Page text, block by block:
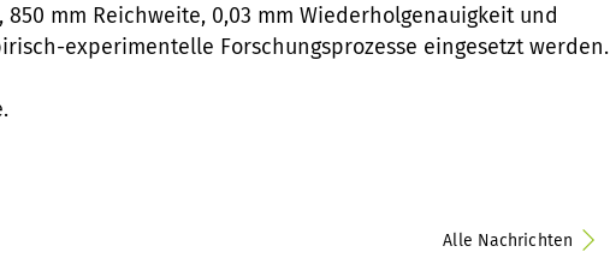
850 mm Reichweite, 0,03 mm Wiederholgenauigkeit und
experimentelle Forschungsprozesse eingesetzt werden.
Alle Nachrichten